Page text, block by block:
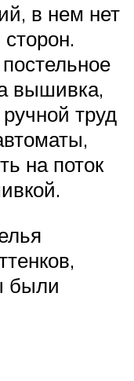
в нем нет
вышивка,
труд
на поток
были